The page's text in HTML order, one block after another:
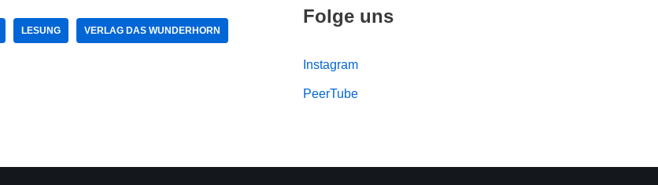
LESUNG VERLAG DAS WUNDERHORN
Folge uns
Instagram
PeerTube